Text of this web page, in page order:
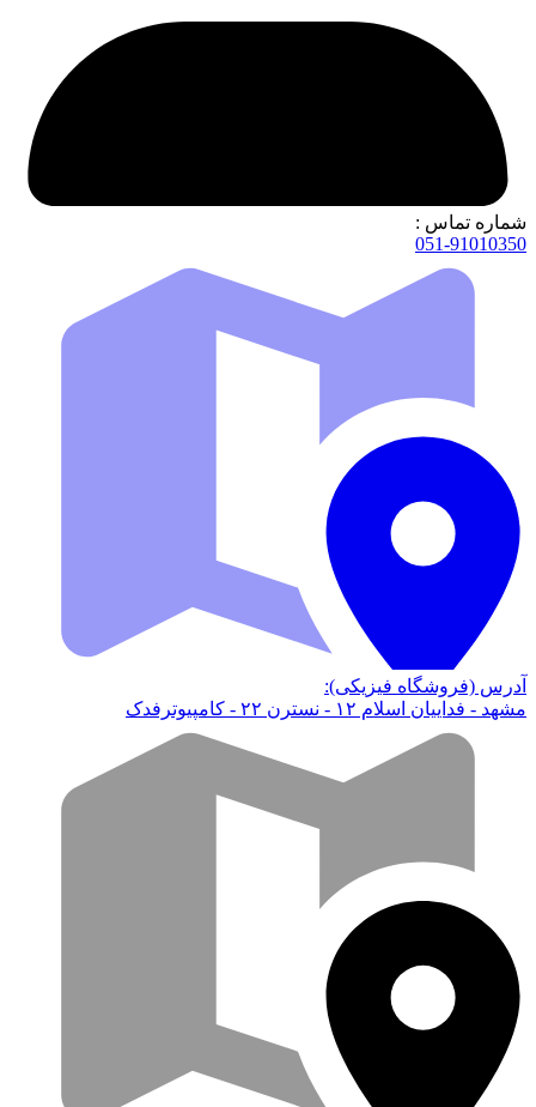
شماره تماس :
051-91010350
آدرس (فروشگاه فیزیکی):
مشهد - فداییان اسلام ۱۲ - نسترن ۲۲ - کامپیوترفدک